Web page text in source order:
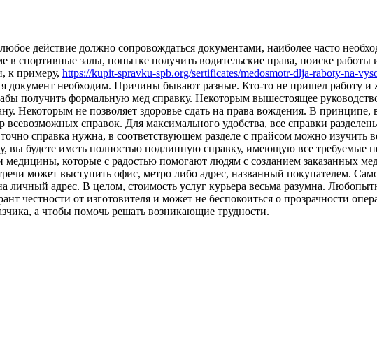
действие должно сопровождаться документами, наиболее часто
спортивные залы, попытке получить водительские права, поиске работы
к примеру, https://kupit-spravku-spb.org/sertificates/medosmotr-dlja-raboty-na-
документ необходим. Причины бывают разные. Кто-то не пришел работу и
получить формальную мед справку. Некоторым вышестоящее
Некоторым не позволяет здоровье сдать на права вождения. В
справок. Для максимального удобства, все справки
справка нужна, в соответствующем разделе с прайсом можно изучить
вы будете иметь полностью подлинную справку, имеющую все требуемые
медицины, которые с радостью помогают людям с созданием заказанных
может выступить офис, метро либо адрес, названный покупателем.
личный адрес. В целом, стоимость услуг курьера весьма разумна.
честности от изготовителя и может не беспокоиться о прозрачности
а чтобы помочь решать возникающие трудности.